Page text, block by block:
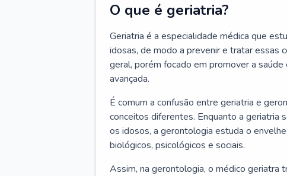
O que é geriatria?
Geriatria é a especialidade médica que
idosas, de modo a prevenir e tratar essas
geral, porém focado em promover a
avançada.
É comum a confusão entre geriatria e
conceitos diferentes. Enquanto a geriatria
os idosos, a gerontologia estuda o
biológicos, psicológicos e sociais.
Assim, na gerontologia, o médico geriatra